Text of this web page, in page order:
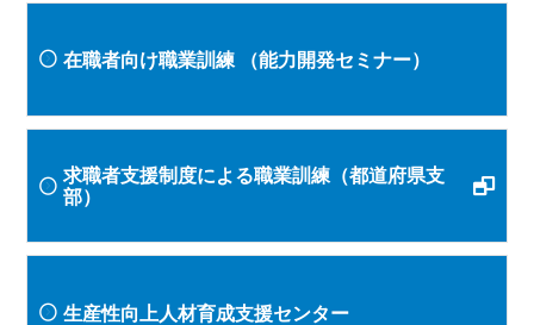
在職者向け職業訓練 （能力開発セミナー）
求職者支援制度による職業訓練（都道府県支
部）
生産性向上人材育成支援センター